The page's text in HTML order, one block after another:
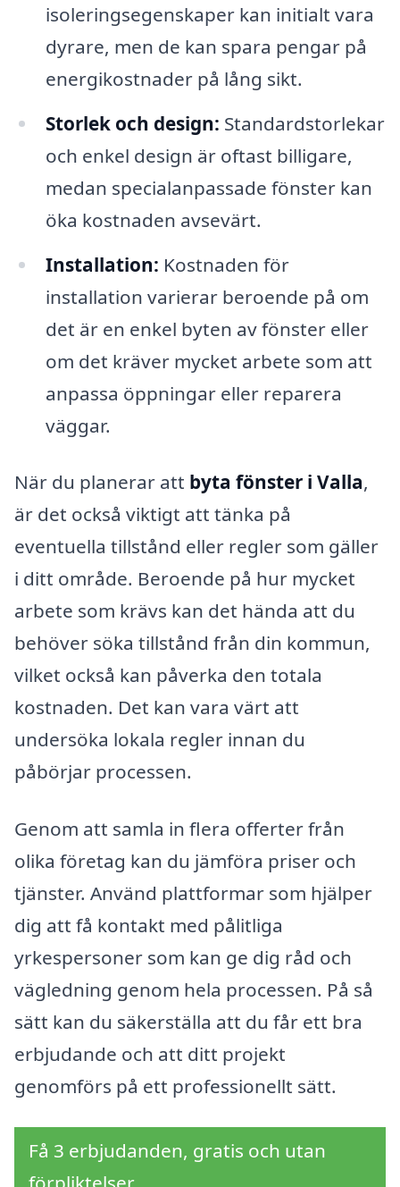
isoleringsegenskaper kan initialt vara
dyrare, men de kan spara pengar på
energikostnader på lång sikt.
Storlek och design: Standardstorlekar
och enkel design är oftast billigare,
medan specialanpassade fönster kan
öka kostnaden avsevärt.
Installation: Kostnaden för
installation varierar beroende på om
det är en enkel byten av fönster eller
om det kräver mycket arbete som att
anpassa öppningar eller reparera
väggar.
När du planerar att byta fönster i Valla,
är det också viktigt att tänka på
eventuella tillstånd eller regler som gäller
i ditt område. Beroende på hur mycket
arbete som krävs kan det hända att du
behöver söka tillstånd från din kommun,
vilket också kan påverka den totala
kostnaden. Det kan vara värt att
undersöka lokala regler innan du
påbörjar processen.
Genom att samla in flera offerter från
olika företag kan du jämföra priser och
tjänster. Använd plattformar som hjälper
dig att få kontakt med pålitliga
yrkespersoner som kan ge dig råd och
vägledning genom hela processen. På så
sätt kan du säkerställa att du får ett bra
erbjudande och att ditt projekt
genomförs på ett professionellt sätt.
Få 3 erbjudanden, gratis och utan